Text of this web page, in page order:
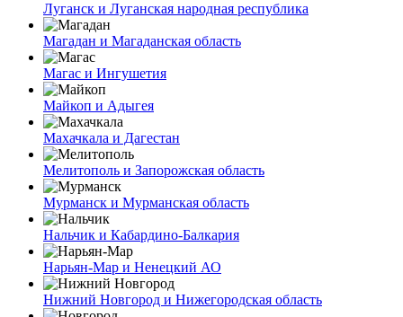
Луганск и Луганская народная республика
Магадан и Магаданская область
Магас и Ингушетия
Майкоп и Адыгея
Махачкала и Дагестан
Мелитополь и Запорожская область
Мурманск и Мурманская область
Нальчик и Кабардино-Балкария
Нарьян-Мар и Ненецкий АО
Нижний Новгород и Нижегородская область